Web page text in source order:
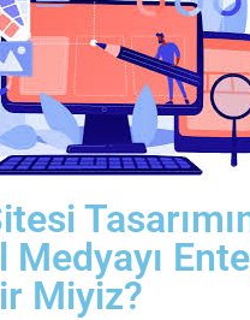
Medyayı
Miyiz?